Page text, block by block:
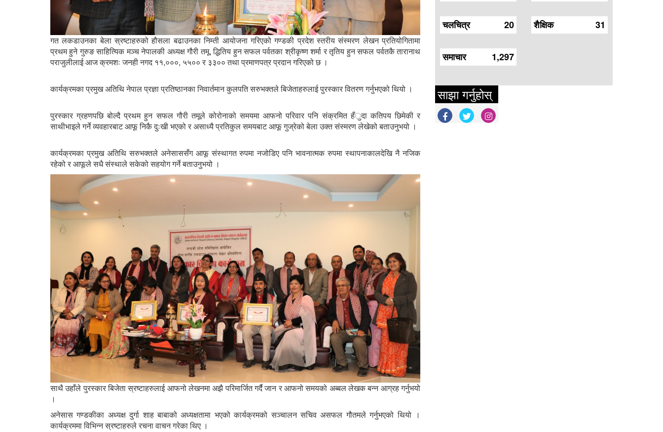
गत लकडाउनका बेला स्रष्टाहरुको हौसला बढाउनका निम्ती आयोजना गरिएको गण्डकी प्रदेश स्तरीय संस्मरण लेखन प्रतियोगितामा
प्रथम हुने गुरुङ साहित्यिक मञ्च नेपालकी अध्यक्ष गौरी तमू, द्धितिय हुन सफल पर्वतका श्रीकृष्ण शर्मा र तृतिय हुन सफल पर्वतकै तारानाथ
पराजुलीलाई आज क्रमशः जनही नगद ११,०००, ५५०० र ३३०० तथा प्रमाणपत्र प्रदान गरिएको छ ।
कार्यक्रमका प्रमुख अतिथि नेपाल प्रज्ञा प्रतिष्ठानका निवार्तमान कुलपति सरुभक्तले बिजेताहरुलाई पुरस्कार वितरण गर्नुभएको थियो ।
पुरस्कार ग्रहणपछि बोल्दै प्रथम हुन सफल गौरी तमूले कोरोनाको समयमा आफनो परिवार पनि संक्रमित हँुदा कतिपय छिमेकी र
साथीभाइले गर्ने व्यवहारबाट आफू निकै दुःखी भएको र असाध्यै प्रतिकुल समयबाट आफू गुज्रेको बेला उक्त संस्मरण लेखेको बताउनुभयो ।
कार्यक्रमका प्रमुख अतिथि सरुभक्तले अनेसाससँग आफू संस्थागत रुपमा नजोडिए पनि भावनात्मक रुपमा स्थापनाकालदेखि नै नजिक
रहेको र आफूले सधै संस्थाले सकेको सहयोग गर्ने बताउनुभयो ।
साथै उहाँले पुरस्कार बिजेता स्रष्टाहरुलाई आफनो लेखनमा अझै परिमार्जित गर्दै जान र आफनो समयको अब्बल लेखक बन्न आग्रह गर्नुभयो
।
अनेसास गण्डकीका अध्यक्ष दुर्गा शाह बाबाको अध्यक्षतामा भएको कार्यक्रमको सञ्चालन सचिव असफल गौतमले गर्नुभएको थियो ।
कार्यक्रममा विभिन्न स्रष्टाहरुले रचना वाचन गरेका थिए ।
20
चलचित्र 31
शैक्षिक
1,297
समाचार
साझा गर्नुहोस्